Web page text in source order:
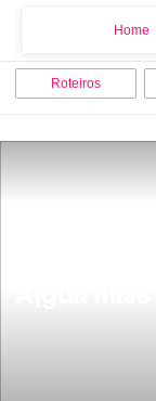
Home
Roteiros